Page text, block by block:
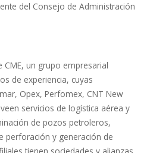
del Consejo de Administración
CME, un grupo empresarial
de experiencia, cuyas
Opex, Perfomex, CNT New
servicios de logística aérea y
de pozos petroleros,
y generación de